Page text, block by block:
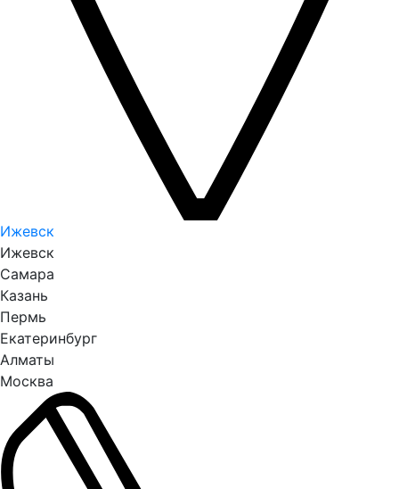
Ижевск
Ижевск
Самара
Казань
Пермь
Екатеринбург
Алматы
Москва